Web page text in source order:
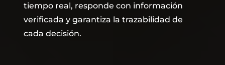
tiempo real, responde con información
verificada y garantiza la trazabilidad de
cada decisión.